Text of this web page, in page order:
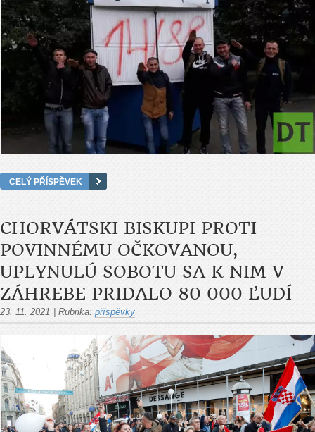
CELÝ PŘÍSPĚVEK
CHORVÁTSKI BISKUPI PROTI
POVINNÉMU OČKOVANOU,
UPLYNULÚ SOBOTU SA K NIM V
ZÁHREBE PRIDALO 80 000 ĽUDÍ
23. 11. 2021 Rubrika: příspěvky